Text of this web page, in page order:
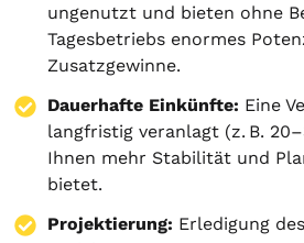
ungenutzt und bieten ohne
Tagesbetriebs enormes
Zusatzgewinne.
Dauerhafte Einkünfte: Eine
langfristig veranlagt (z. B.
Ihnen mehr Stabilität und
bietet.
Projektierung: Erledigung